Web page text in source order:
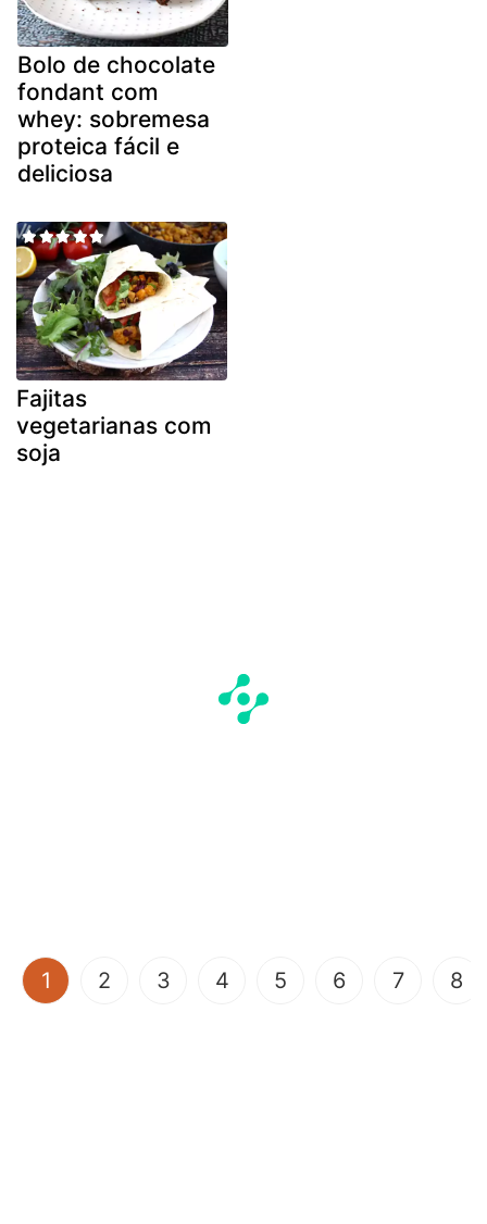
Bolo de chocolate
fondant com
whey: sobremesa
proteica fácil e
deliciosa
Fajitas
vegetarianas com
soja
1 (current)
2 3 4 5 6 7 8